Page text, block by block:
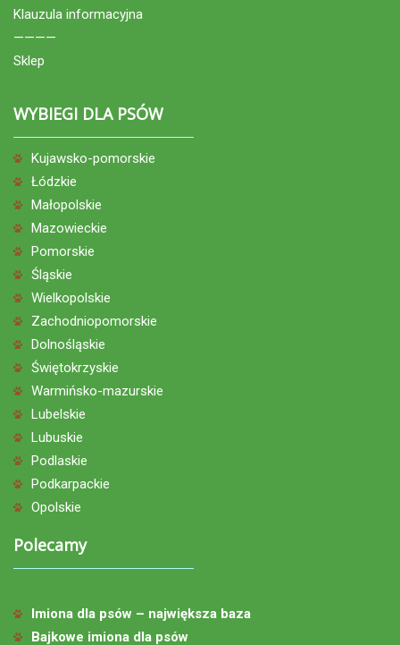
Klauzula informacyjna
————
Sklep
WYBIEGI DLA PSÓW
Kujawsko-pomorskie
Łódzkie
Małopolskie
Mazowieckie
Pomorskie
Śląskie
Wielkopolskie
Zachodniopomorskie
Dolnośląskie
Świętokrzyskie
Warmińsko-mazurskie
Lubelskie
Lubuskie
Podlaskie
Podkarpackie
Opolskie
Polecamy
Imiona dla psów – największa baza
Bajkowe imiona dla psów